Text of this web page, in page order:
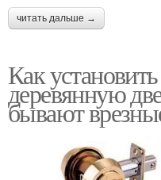
читать дальше →
Как
деревянную
бывают